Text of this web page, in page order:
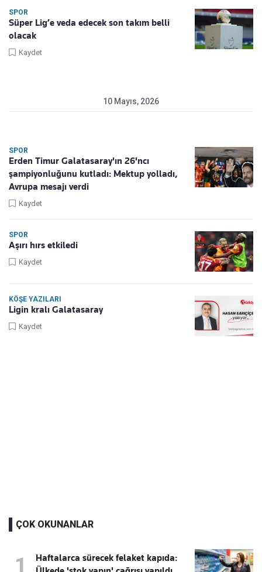
SPOR
Süper Lig’e veda edecek son takım belli
olacak
Kaydet
10 Mayıs, 2026
SPOR
Erden Timur Galatasaray'ın 26'ncı
şampiyonluğunu kutladı: Mektup yolladı,
Avrupa mesajı verdi
Kaydet
SPOR
Aşırı hırs etkiledi
Kaydet
KÖŞE YAZILARI
Ligin kralı Galatasaray
Kaydet
ÇOK OKUNANLAR
1
Haftalarca sürecek felaket kapıda: